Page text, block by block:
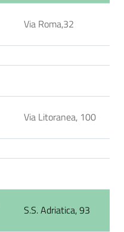
Via Roma,32
Via Litoranea, 100
S.S. Adriatica, 93